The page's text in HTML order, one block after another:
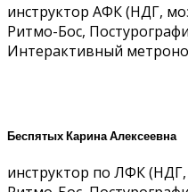
инструктор АФК (НДГ,
Ритмо-Бос,
Интерактивный
Беспятых Карина Алексеевна
инструктор по ЛФК